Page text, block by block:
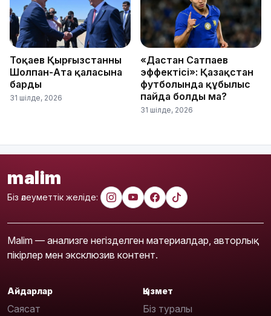
Тоқаев Қырғызстанның
Шолпан-Ата қаласына
барды
31 шілде, 2026
«Дастан Сатпаев
эффектісі»: Қазақстан
футболында құбылыс
пайда болды ма?
31 шілде, 2026
malim
Біз әлеуметтік желіде:
Malim — анализге негізделген материалдар, авторлық
пікірлер мен эксклюзив контент.
Айдарлар
Саясат
Қызмет
Біз туралы